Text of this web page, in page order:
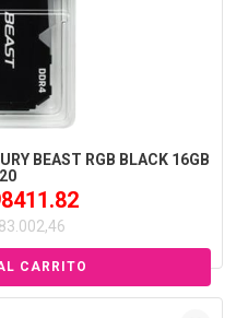
BEAST RGB BLACK 16GB